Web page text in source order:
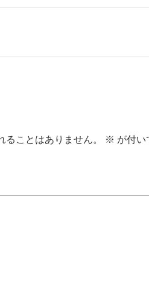
ることはありません。 ※ が付い